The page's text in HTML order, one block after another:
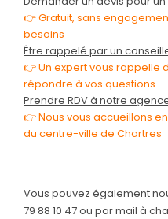
👉 Gratuit, sans
besoins
Être rappelé par un
👉 Un expert vous rappelle
répondre à vos questions
Prendre RDV à notre
👉 Nous vous accueillons
du centre-ville de Chartres
Vous pouvez également
79 88 10 47 ou par mail à